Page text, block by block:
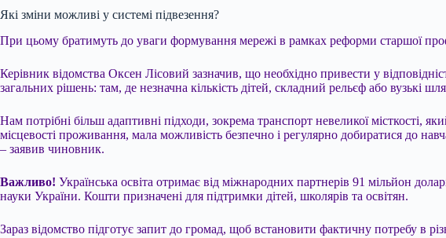
Які зміни можливі у системі підвезення?
При цьому братимуть до уваги формування мережі в рамках реформи старшої
Керівник відомства Оксен Лісовий зазначив, що необхідно привести у
загальних рішень: там, де незначна кількість дітей, складний рельєф або вузькі
Нам потрібні більш адаптивні підходи, зокрема транспорт невеликої місткості,
місцевості проживання, мала можливість безпечно і регулярно добиратися до
– заявив чиновник.
Важливо! Українська освіта отримає від міжнародних партнерів 91 мільйон
науки України. Кошти призначені для підтримки дітей, школярів та освітян.
Зараз відомство підготує запит до громад, щоб встановити фактичну потребу в